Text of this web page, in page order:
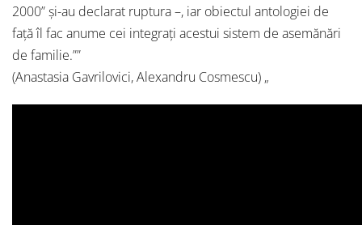
2000” și-au declarat ruptura –, iar obiectul antologiei de
față îl fac anume cei integrați acestui sistem de asemănări
de familie.””
(Anastasia Gavrilovici, Alexandru Cosmescu) „